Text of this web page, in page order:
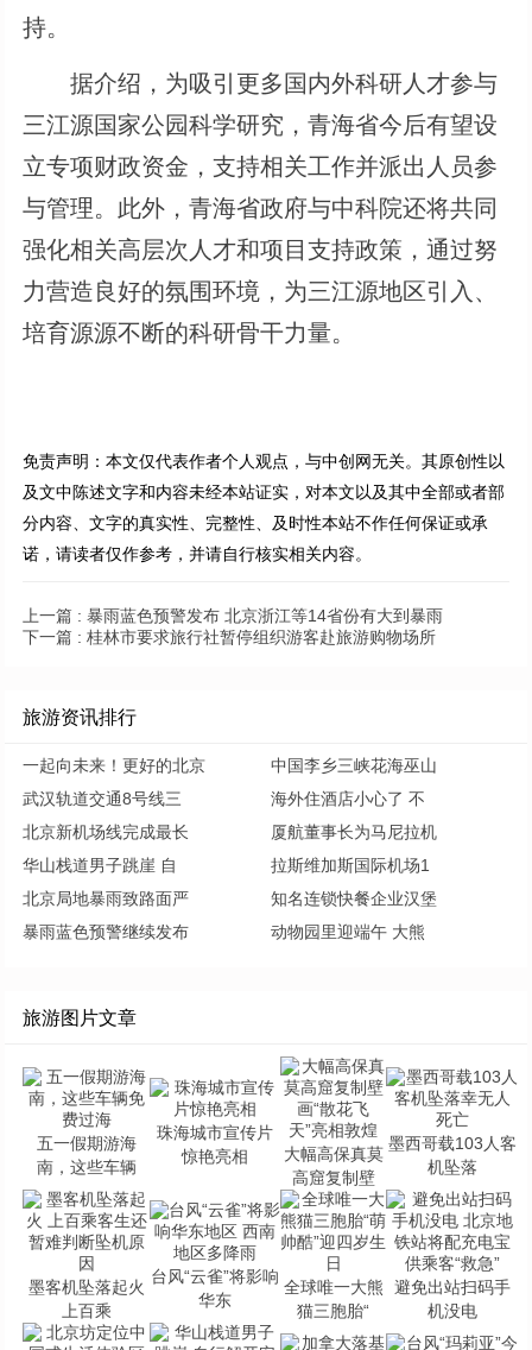
持。
据介绍，为吸引更多国内外科研人才参与
三江源国家公园科学研究，青海省今后有望设
立专项财政资金，支持相关工作并派出人员参
与管理。此外，青海省政府与中科院还将共同
强化相关高层次人才和项目支持政策，通过努
力营造良好的氛围环境，为三江源地区引入、
培育源源不断的科研骨干力量。
免责声明：本文仅代表作者个人观点，与中创网无关。其原创性以
及文中陈述文字和内容未经本站证实，对本文以及其中全部或者部
分内容、文字的真实性、完整性、及时性本站不作任何保证或承
诺，请读者仅作参考，并请自行核实相关内容。
上一篇 : 暴雨蓝色预警发布 北京浙江等14省份有大到暴雨
下一篇 : 桂林市要求旅行社暂停组织游客赴旅游购物场所
旅游资讯排行
一起向未来！更好的北京
中国李乡三峡花海巫山
武汉轨道交通8号线三
海外住酒店小心了 不
北京新机场线完成最长
厦航董事长为马尼拉机
华山栈道男子跳崖 自
拉斯维加斯国际机场1
北京局地暴雨致路面严
知名连锁快餐企业汉堡
暴雨蓝色预警继续发布
动物园里迎端午 大熊
旅游图片文章
五一假期游海
南，这些车辆
珠海城市宣传片
惊艳亮相
大幅高保真莫
高窟复制壁
墨西哥载103人客
机坠落
墨客机坠落起火
上百乘
台风“云雀”将影响
华东
全球唯一大熊
猫三胞胎“
避免出站扫码手
机没电